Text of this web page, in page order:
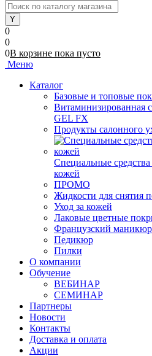
0
0
0В корзине пока пусто
Меню
Каталог
Базовые и топовые
Витаминизированная
GEL FX
Продукты салонного
Специальные
кожей
ПРОМО
Жидкости для снятия
Уход за кожей
Лаковые цветные
Французский маникюр
Педикюр
Пилки
О компании
Обучение
ВЕБИНАР
СЕМИНАР
Партнеры
Новости
Контакты
Доставка и оплата
Акции